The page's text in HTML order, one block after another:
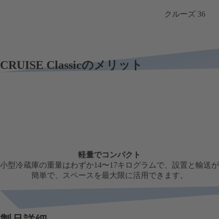
クルーズ 36
CRUISE Classicのメリット
軽量でコンパクト
小型冷蔵庫の重量はわずか14〜17キログラムで、設置と輸送が
簡単で、スペースを最大限に活用できます。